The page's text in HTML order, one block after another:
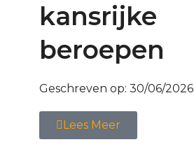
kansrijke
beroepen
Geschreven op: 30/06/2026
Lees Meer